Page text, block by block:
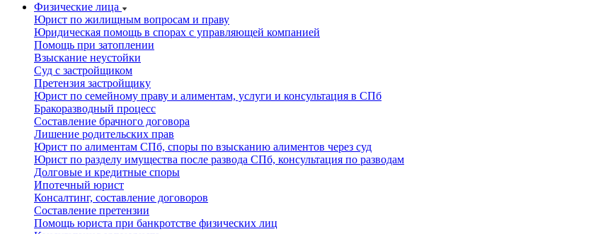
Физические лица
Юрист по жилищным вопросам и праву
Юридическая помощь в спорах с управляющей компанией
Помощь при затоплении
Взыскание неустойки
Суд с застройщиком
Претензия застройщику
Юрист по семейному праву и алиментам, услуги и консультация в СПб
Бракоразводный процесс
Составление брачного договора
Лишение родительских прав
Юрист по алиментам СПб, споры по взысканию алиментов через суд
Юрист по разделу имущества после развода СПб, консультация по разводам
Долговые и кредитные споры
Ипотечный юрист
Консалтинг, составление договоров
Составление претензии
Помощь юриста при банкротстве физических лиц